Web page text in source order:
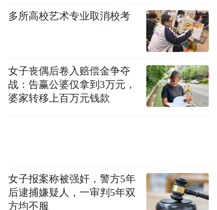
多所高校艺术专业取消校考
女子丧偶后卷入赔偿金争夺
战：告赢公婆仅拿到3万元，
婆家转移上百万元钱款
女子报案称被强奸，警方5年
后逮捕嫌疑人，一审判5年双
方均不服